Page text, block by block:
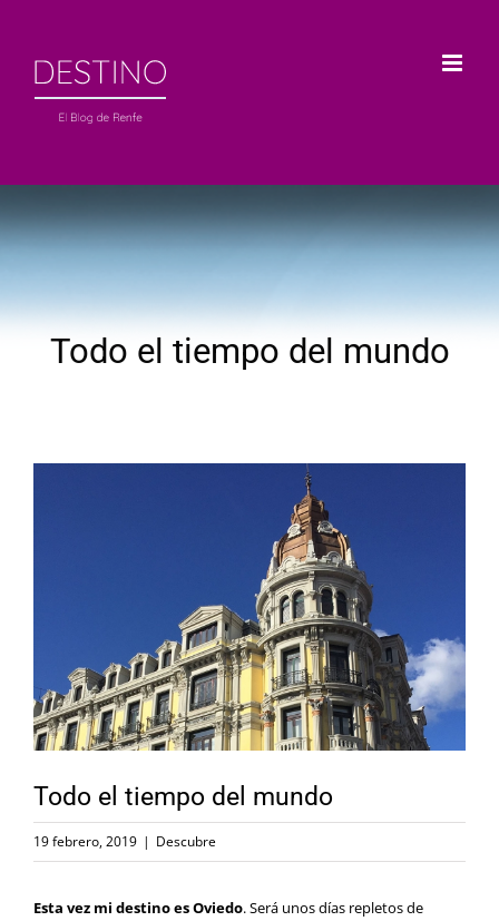
contenido
Todo el tiempo del mundo
Todo el tiempo del mundo
19 febrero, 2019 | Descubre
Esta vez mi destino es Oviedo. Será unos días repletos de